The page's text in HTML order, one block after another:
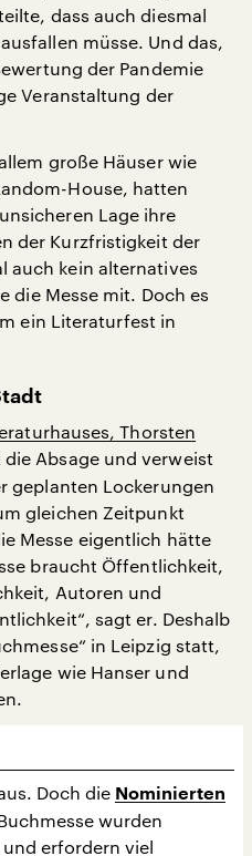
dass auch diesmal
müsse. Und das,
der Pandemie
Veranstaltung der
große Häuser wie
House, hatten
Lage ihre
der Kurzfristigkeit der
auch kein alternatives
die Messe mit. Doch es
ein Literaturfest in
Thorsten
die Absage und verweist
geplanten Lockerungen
gleichen Zeitpunkt
Messe eigentlich hätte
braucht Öffentlichkeit,
Autoren und
sagt er. Deshalb
in Leipzig statt,
wie Hanser und
Doch die Nominierten
wurden
erfordern viel